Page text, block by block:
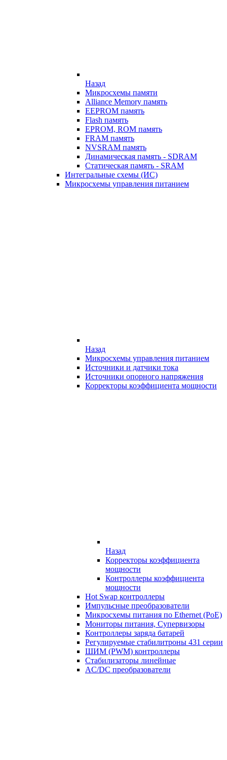
Назад
Микросхемы памяти
Alliance Memory память
EEPROM память
Flash память
EPROM, ROM память
FRAM память
NVSRAM память
Динамическая память - SDRAM
Статическая память - SRAM
Интегральные схемы (ИС)
Микросхемы управления питанием
Назад
Микросхемы управления питанием
Источники и датчики тока
Источники опорного напряжения
Корректоры коэффициента мощности
Назад
Корректоры коэффициента
мощности
Контроллеры коэффициента
мощности
Hot Swap контроллеры
Импульсные преобразователи
Микросхемы питания по Ethernet (PoE)
Мониторы питания, Супервизоры
Контроллеры заряда батарей
Регулируемые стабилитроны 431 серии
ШИМ (PWM) контроллеры
Стабилизаторы линейные
AC/DC преобразователи